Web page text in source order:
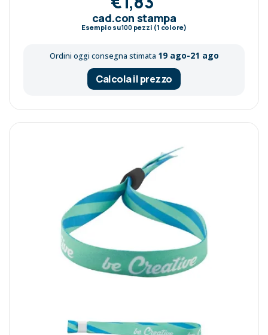
cad.con stampa
Esempio su100pezzi (1 colore)
Ordini oggi consegna stimata 19 ago-21 ago
Calcola il prezzo